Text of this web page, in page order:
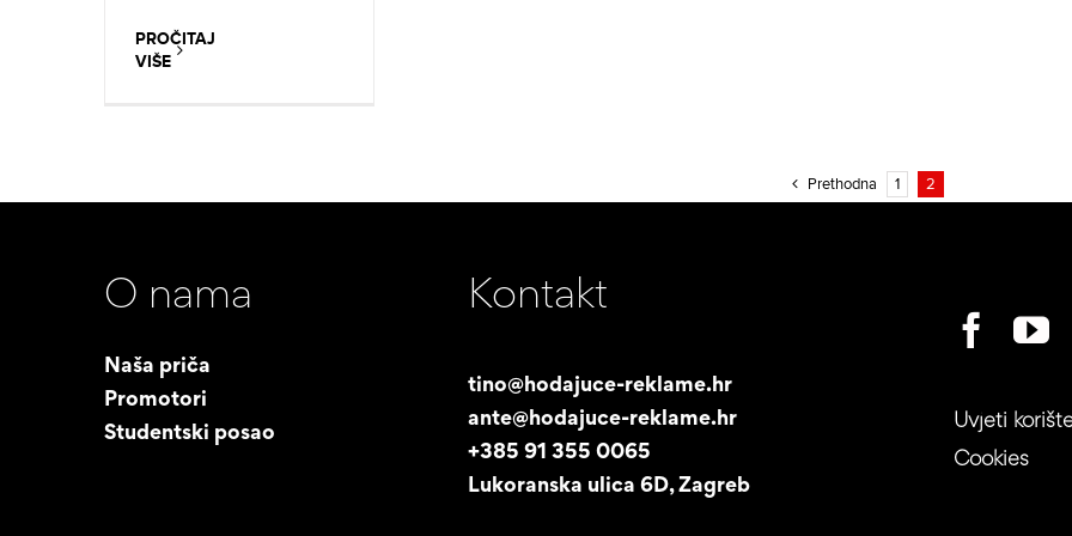
PROČITAJ
VIŠE
Prethodna 1 2
O nama
Naša priča
Promotori
Studentski posao
Kontakt
tino@hodajuce-reklame.hr
ante@hodajuce-reklame.hr
+385 91 355 0065
Lukoranska ulica 6D, Zagreb
Uvjeti
Cookies